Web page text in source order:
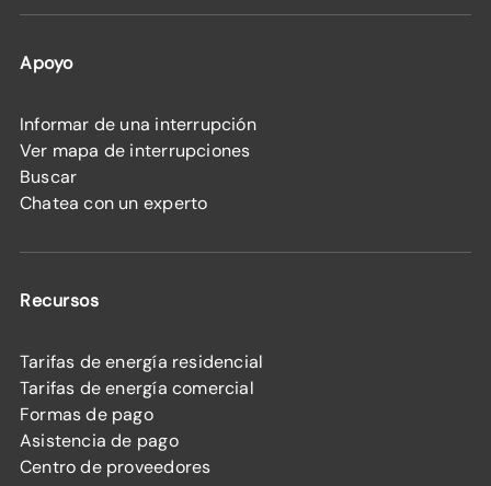
Apoyo
Informar de una interrupción
Ver mapa de interrupciones
Buscar
Chatea con un experto
Recursos
Tarifas de energía residencial
Tarifas de energía comercial
Formas de pago
Asistencia de pago
Centro de proveedores